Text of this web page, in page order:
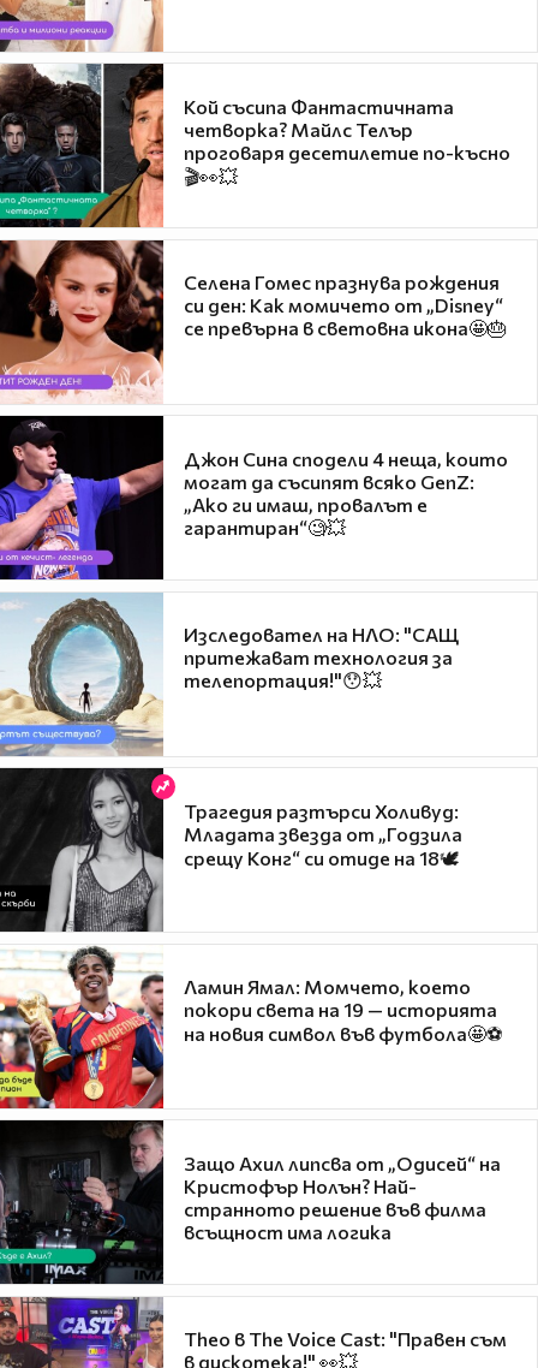
Кой съсипа Фантастичната
четворка? Майлс Телър
проговаря десетилетие по-късно
🎬👀💥
Селена Гомес празнува рождения
си ден: Как момичето от „Disney“
се превърна в световна икона🤩🎂
Джон Сина сподели 4 неща, които
могат да съсипят всяко GenZ:
„Ако ги имаш, провалът е
гарантиран“🧐💥
Изследовател на НЛО: "САЩ
притежават технология за
телепортация!"😯💥
Трагедия разтърси Холивуд:
Младата звезда от „Годзила
срещу Конг“ си отиде на 18🕊️
Ламин Ямал: Момчето, което
покори света на 19 — историята
на новия символ във футбола🤩⚽
Защо Ахил липсва от „Одисей“ на
Кристофър Нолън? Най-
странното решение във филма
всъщност има логика
Theo в The Voice Cast: "Правен съм
в дискотека!" 👀💥